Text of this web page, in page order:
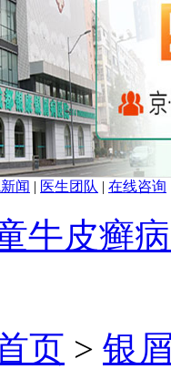
闻 | 医生团队 | 在线咨询
牛皮癣
页 > 银